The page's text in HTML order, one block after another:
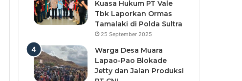
Kuasa Hukum PT Vale
Tbk Laporkan Ormas
Tamalaki di Polda Sultra
25 September 2025
Warga Desa Muara
Lapao-Pao Blokade
Jetty dan Jalan Produksi